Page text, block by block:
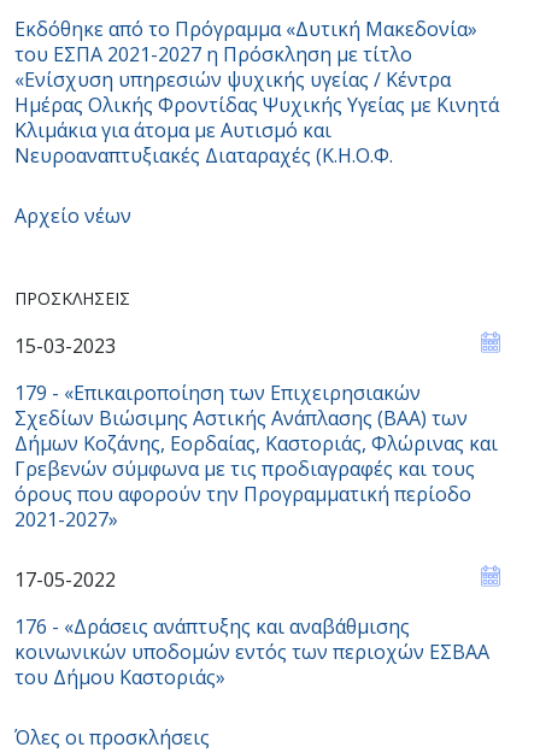
Εκδόθηκε από το Πρόγραμμα «Δυτική Μακεδονία»
του ΕΣΠΑ 2021-2027 η Πρόσκληση με τίτλο
«Ενίσχυση υπηρεσιών ψυχικής υγείας / Κέντρα
Ημέρας Ολικής Φροντίδας Ψυχικής Υγείας με Κινητά
Κλιμάκια για άτομα με Αυτισμό και
Νευροαναπτυξιακές Διαταραχές (Κ.Η.Ο.Φ.
Αρχείο νέων
ΠΡΟΣΚΛΉΣΕΙΣ
15-03-2023
179 - «Επικαιροποίηση των Επιχειρησιακών
Σχεδίων Βιώσιμης Αστικής Ανάπλασης (ΒΑΑ) των
Δήμων Κοζάνης, Εορδαίας, Καστοριάς, Φλώρινας και
Γρεβενών σύμφωνα με τις προδιαγραφές και τους
όρους που αφορούν την Προγραμματική περίοδο
2021-2027»
17-05-2022
176 - «Δράσεις ανάπτυξης και αναβάθμισης
κοινωνικών υποδομών εντός των περιοχών ΕΣBAA
του Δήμου Καστοριάς»
Όλες οι προσκλήσεις